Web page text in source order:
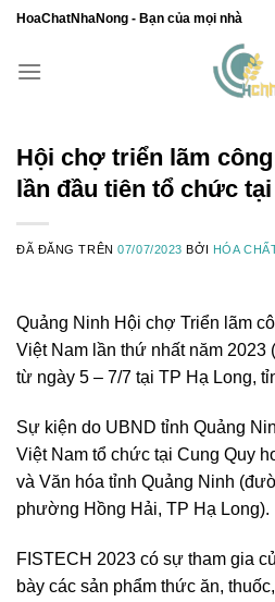
Chuyển
nội
HoaChatNhaNong - Bạn của mọi nhà
Hội chợ triển lãm
lần đầu tiên tổ chức
ĐÃ ĐĂNG TRÊN07/07/2023 BỞI HÓA
Quảng Ninh Hội chợ Triển lãm
Việt Nam lần thứ nhất năm 2023
từ ngày 5 – 7/7 tại TP Hạ Long,
Sự kiện do UBND tỉnh Quảng
Việt Nam tổ chức tại Cung Quy
và Văn hóa tỉnh Quảng Ninh
phường Hồng Hải, TP Hạ Long).
FISTECH 2023 có sự tham gia
bày các sản phẩm thức ăn,